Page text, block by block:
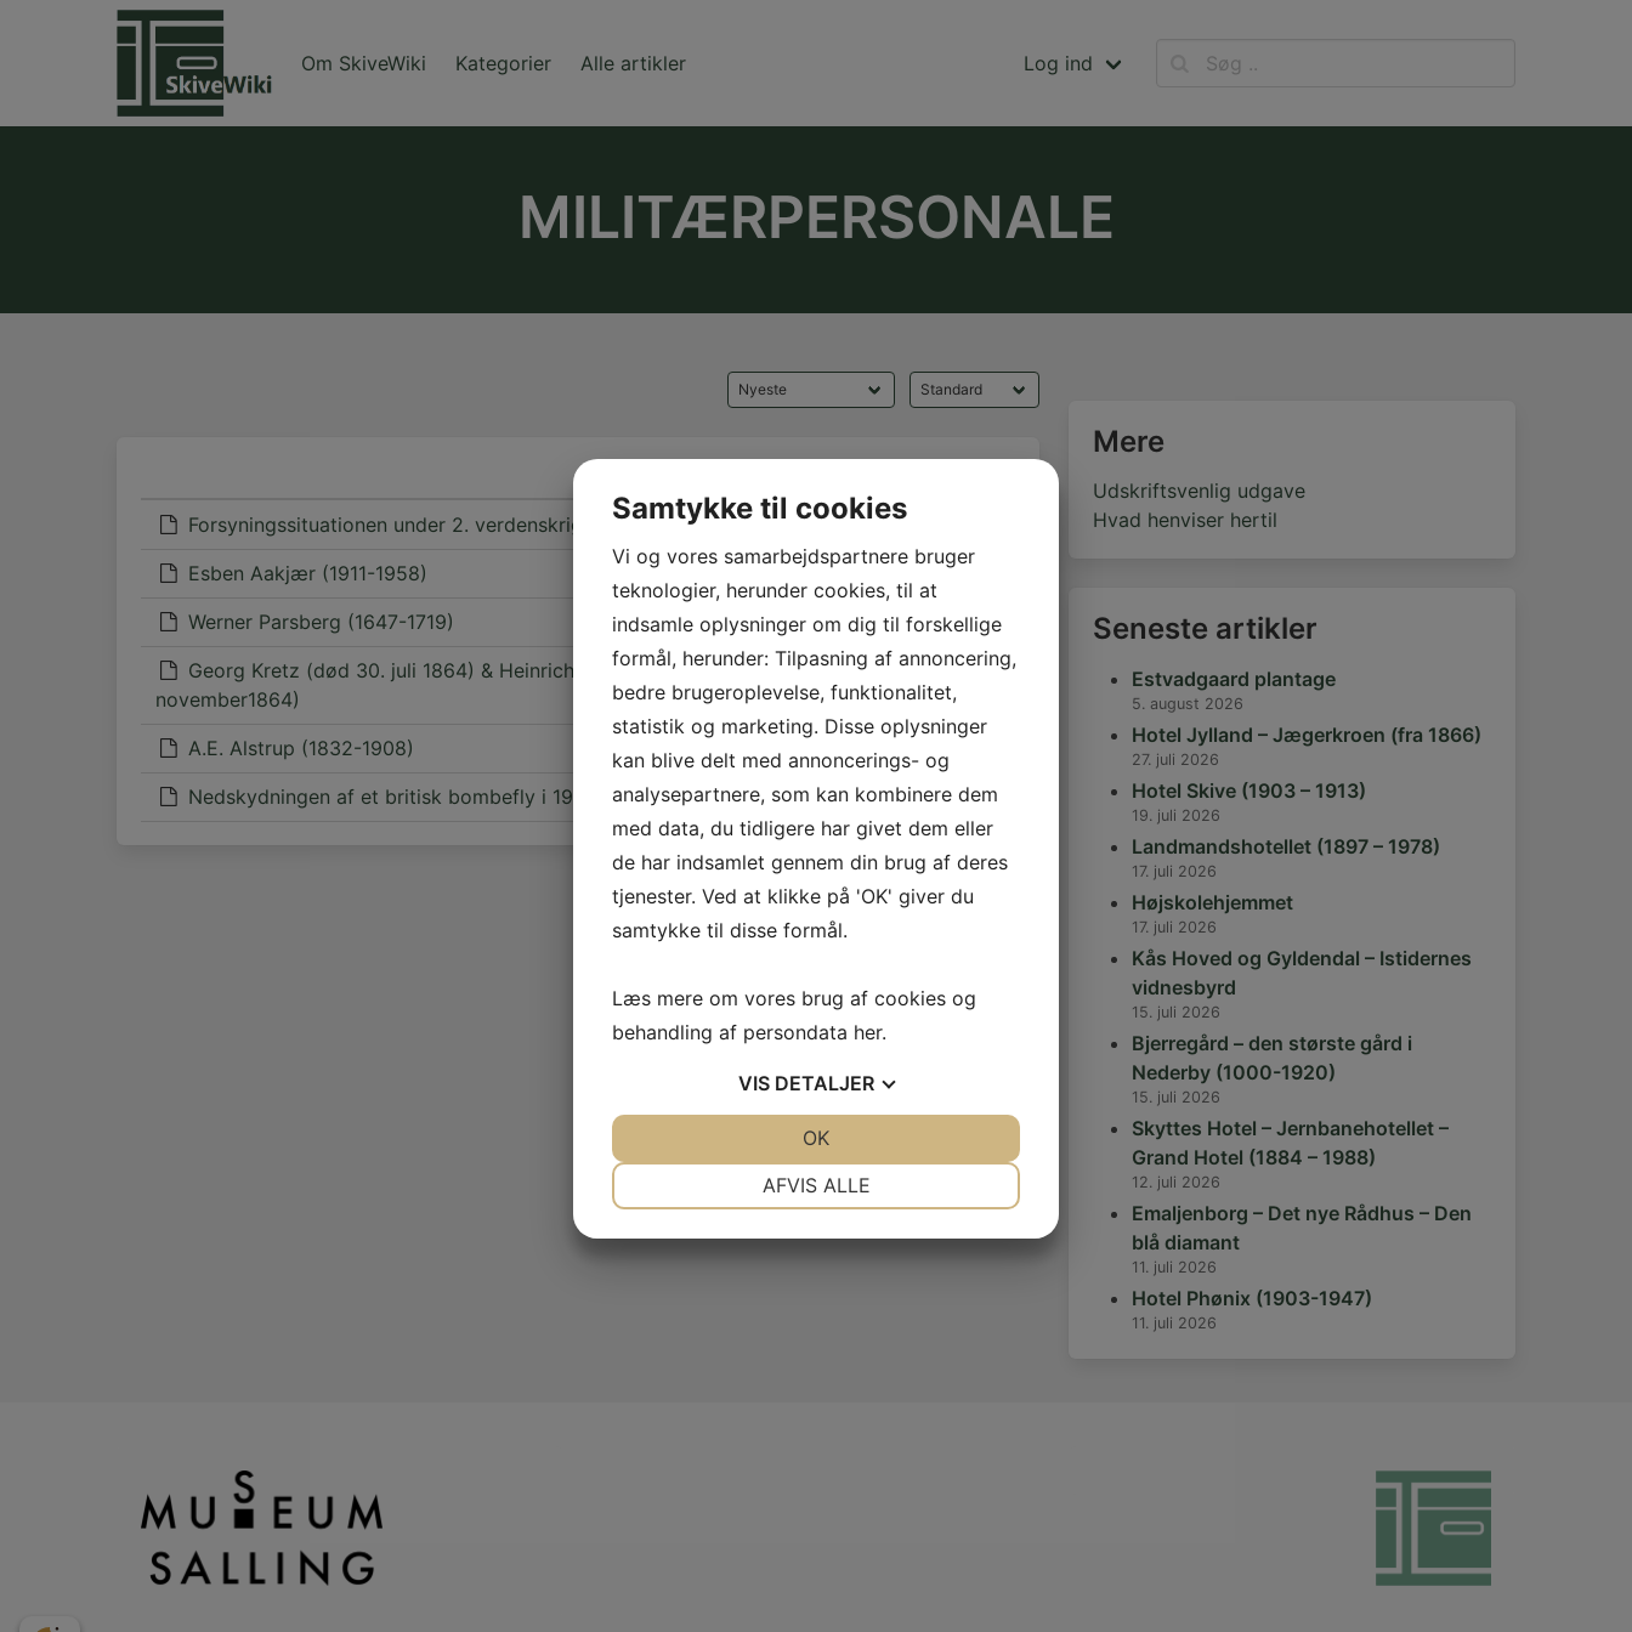
Om SkiveWiki Kategorier Alle artikler Log ind
MILITÆRPERSONALE
Forsyningssituationen under 2. verdenskrig og tyskerne i Rødding
Esben Aakjær (1911-1958)
Werner Parsberg (1647-1719)
Georg Kretz (død 30. juli 1864) & Heinrich August Nietschke (død 4.
november1864)
0
A.E. Alstrup (1832-1908)
Nedskydningen af et britisk bombefly i 1944 ved Grættrup 0
Mere
Udskriftsvenlig udgave
Hvad henviser hertil
Seneste artikler
Estvadgaard plantage
5. august 2026
Hotel Jylland – Jægerkroen (fra 1866)
27. juli 2026
Hotel Skive (1903 – 1913)
19. juli 2026
Landmandshotellet (1897 – 1978)
17. juli 2026
Højskolehjemmet
17. juli 2026
Kås Hoved og Gyldendal – Istidernes
vidnesbyrd
15. juli 2026
Bjerregård – den største gård i
Nederby (1000-1920)
15. juli 2026
Skyttes Hotel – Jernbanehotellet –
Grand Hotel (1884 – 1988)
12. juli 2026
Emaljenborg – Det nye Rådhus – Den
blå diamant
11. juli 2026
Hotel Phønix (1903-1947)
11. juli 2026
Samtykke til cookies
Vi og vores samarbejdspartnere bruger
teknologier, herunder cookies, til at
indsamle oplysninger om dig til forskellige
formål, herunder: Tilpasning af annoncering,
bedre brugeroplevelse, funktionalitet,
statistik og marketing. Disse oplysninger
kan blive delt med annoncerings- og
analysepartnere, som kan kombinere dem
med data, du tidligere har givet dem eller
de har indsamlet gennem din brug af deres
tjenester. Ved at klikke på 'OK' giver du
samtykke til disse formål.
Læs mere om vores brug af cookies og
behandling af persondata her.
VIS DETALJER
AFVIS ALLE
OK